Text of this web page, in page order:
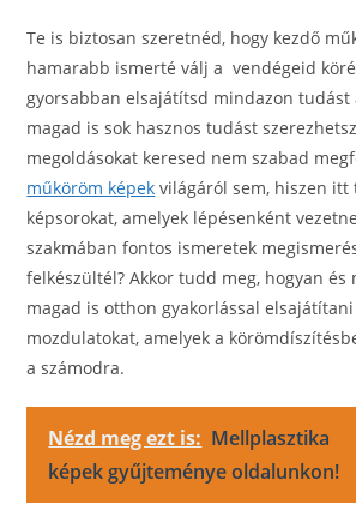
Te is biztosan szeretnéd, hogy kezdő
hamarabb ismerté válj a vendégeid
gyorsabban elsajátítsd mindazon tudást
magad is sok hasznos tudást
megoldásokat keresed nem szabad
műköröm képek világáról sem, hiszen itt
képsorokat, amelyek lépésenként
szakmában fontos ismeretek
felkészültél? Akkor tudd meg, hogyan
magad is otthon gyakorlással
mozdulatokat, amelyek a
a számodra.
Nézd meg ezt is: Mellplasztika
képek gyűjteménye oldalunkon!